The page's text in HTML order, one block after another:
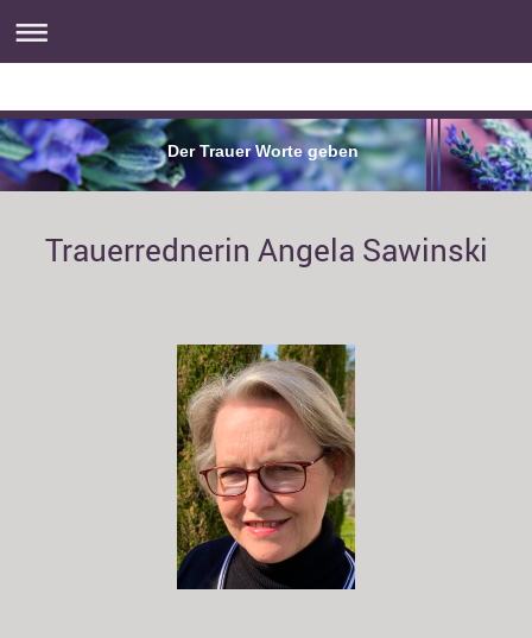
Der Trauer Worte geben
Trauerrednerin Angela Sawinski